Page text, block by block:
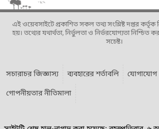
এই ওয়েবসাইটে প্রকাশিত সকল তথ্য সংশ্লিষ্ট দপ্তর কর্তৃক
হয়। তথ্যের যথার্থতা, নির্ভুলতা ও নির্ভরযোগ্যতা নিশ্চিত
সচেষ্ট।
সচারাচর জিজ্ঞাস্য ব্যবহারের শর্তাবলি যোগাযোগ
গোপনীয়তার নীতিমালা